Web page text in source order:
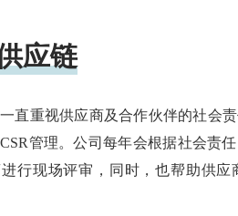
应链
直重视供应商及合作伙伴的社会
管理。公司每年会根据社会责
行现场评审，同时，也帮助供